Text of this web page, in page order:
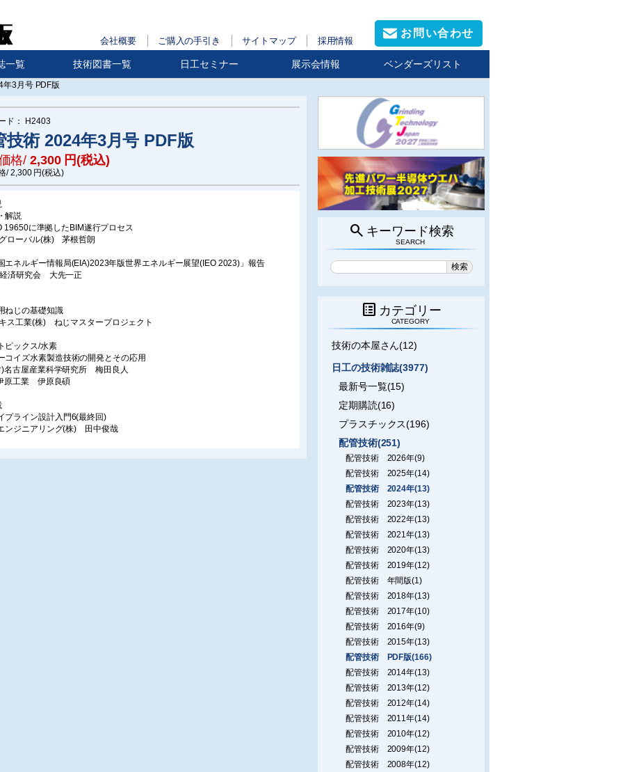
会社概要 ご購入の手引き サイトマップ 採用情報
お問い合わせ
一覧 技術図書一覧 日工セミナー 展示会情報 ベンダーズリスト
年3月号 PDF版
ド： H2403
技術 2024年3月号 PDF版
格/ 2,300円(税込)
/ 2,300円(税込)
解説
19650に準拠したBIM遂行プロセス
ローバル(株) 茅根哲朗
エネルギー情報局(EIA)2023年版世界エネルギー展望(IEO 2023)」報告
済研究会 大先一正
ねじの基礎知識
ス工業(株) ねじマスタープロジェクト
ピックス/水素
コイズ水素製造技術の開発とその応用
)名古屋産業科学研究所 梅田良人
原工業 伊原良碩
プライン設計入門6(最終回)
ンジニアリング(株) 田中俊哉
search キーワード検索
SEARCH
list_alt カテゴリー
CATEGORY
技術の本屋さん(12)
日工の技術雑誌(3977)
最新号一覧(15)
定期購読(16)
プラスチックス(196)
配管技術(251)
配管技術 2026年(9)
配管技術 2025年(14)
配管技術 2024年(13)
配管技術 2023年(13)
配管技術 2022年(13)
配管技術 2021年(13)
配管技術 2020年(13)
配管技術 2019年(12)
配管技術 年間版(1)
配管技術 2018年(13)
配管技術 2017年(10)
配管技術 2016年(9)
配管技術 2015年(13)
配管技術 PDF版(166)
配管技術 2014年(13)
配管技術 2013年(12)
配管技術 2012年(14)
配管技術 2011年(14)
配管技術 2010年(12)
配管技術 2009年(12)
配管技術 2008年(12)